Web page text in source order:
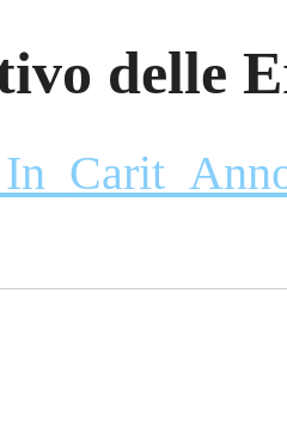
delle